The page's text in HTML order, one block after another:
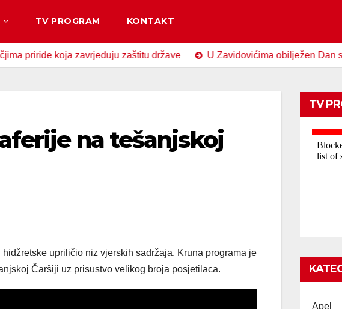
TV PROGRAM KONTAKT
koja zavrjeđuju zaštitu države U Zavidovićima obilježen Dan
na tešanjskoj
upriličio niz vjerskih sadržaja. Kruna programa je
Čaršiji uz prisustvo velikog broja posjetilaca.
TV
Apel